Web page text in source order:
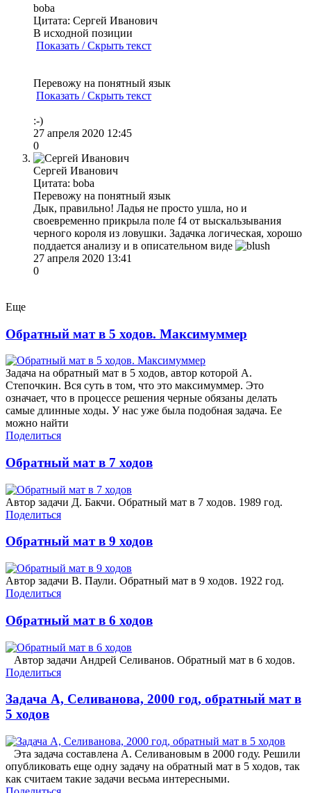
boba
Цитата: Сергей Иванович
В исходной позиции
Показать / Скрыть текст
Перевожу на понятный язык
Показать / Скрыть текст
:-)
27 апреля 2020 12:45
0
Сергей Иванович
Цитата: boba
Перевожу на понятный язык
Дык, правильно! Ладья не просто ушла, но и
своевременно прикрыла поле f4 от выскальзывания
черного короля из ловушки. Задачка логическая, хорошо
поддается анализу и в описательном виде
27 апреля 2020 13:41
0
Еще
Обратный мат в 5 ходов. Максимуммер
Задача на обратный мат в 5 ходов, автор которой А.
Степочкин. Вся суть в том, что это максимуммер. Это
означает, что в процессе решения черные обязаны делать
самые длинные ходы. У нас уже была подобная задача. Ее
можно найти
Поделиться
Обратный мат в 7 ходов
Автор задачи Д. Бакчи. Обратный мат в 7 ходов. 1989 год.
Поделиться
Обратный мат в 9 ходов
Автор задачи В. Паули. Обратный мат в 9 ходов. 1922 год.
Поделиться
Обратный мат в 6 ходов
Автор задачи Андрей Селиванов. Обратный мат в 6 ходов.
Поделиться
Задача А, Селиванова, 2000 год, обратный мат в
5 ходов
Эта задача составлена А. Селивановым в 2000 году. Решили
опубликовать еще одну задачу на обратный мат в 5 ходов, так
как считаем такие задачи весьма интересными.